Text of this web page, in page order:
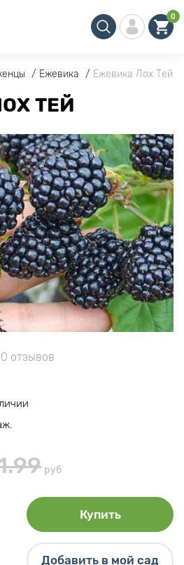
0
Ежевика Ежевика Лох Тей
ТЕЙ
0 отзывов
руб
Купить
Добавить в мой сад